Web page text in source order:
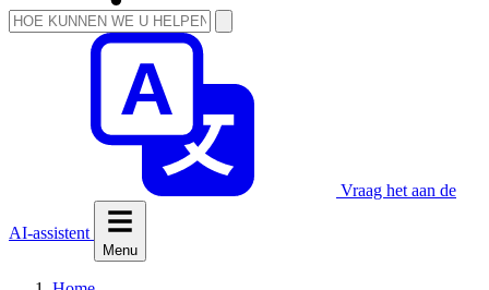
Vraag het aan de
AI-assistent
Menu